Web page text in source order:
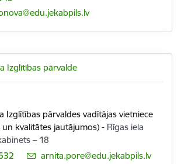
Izglītības pārvalde
Izglītības pārvaldes vadītājas vietniece
kvalitātes jautājumos) - Rīgas iela
– 18
E-pasts:
arnita.pore@edu.jekabpils.lv